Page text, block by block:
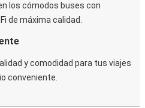
los cómodos buses con
de máxima calidad.
y comodidad para tus viajes
conveniente.